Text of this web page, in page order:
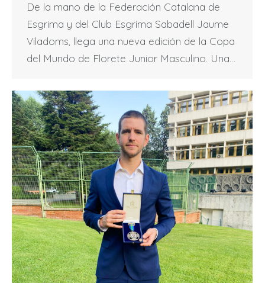
De la mano de la Federación Catalana de
Esgrima y del Club Esgrima Sabadell Jaume
Viladoms, llega una nueva edición de la Copa
del Mundo de Florete Junior Masculino. Una…